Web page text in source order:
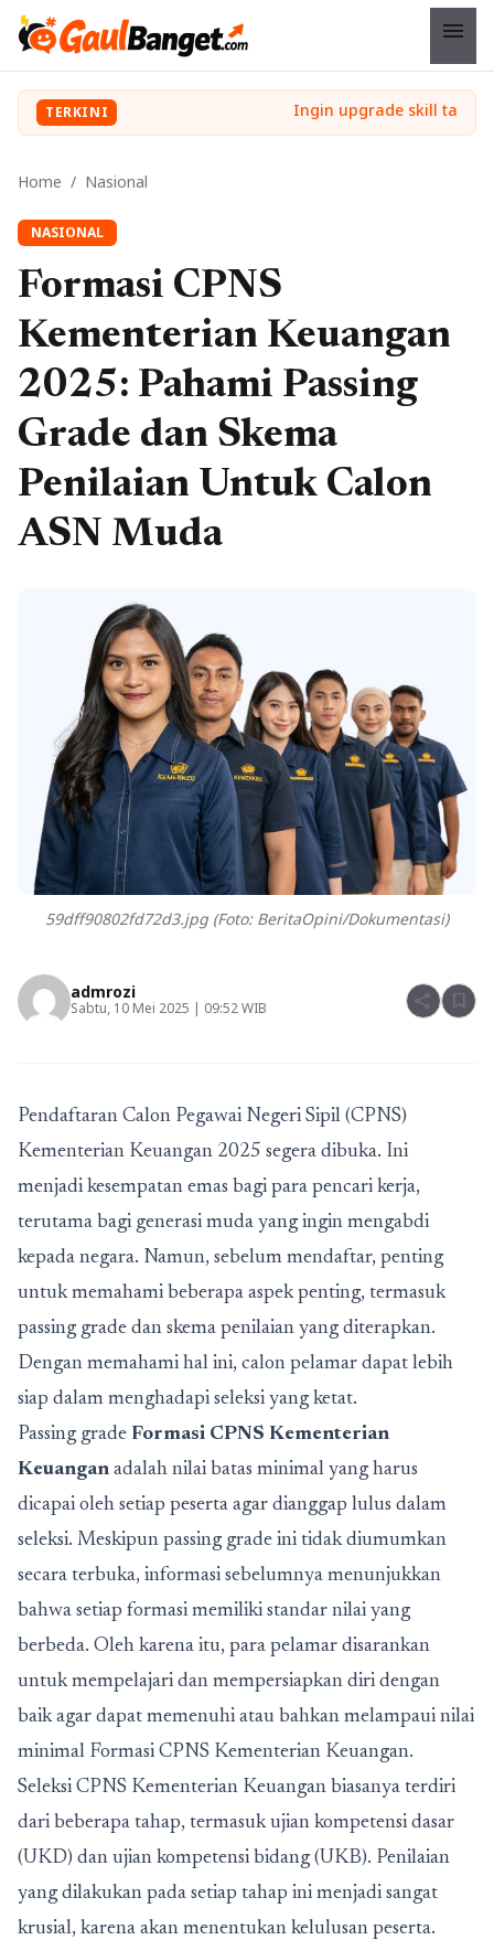
menu
TERKINI
Home / Nasional
NASIONAL
Formasi CPNS
Kementerian Keuangan
2025: Pahami Passing
Grade dan Skema
Penilaian Untuk Calon
ASN Muda
59dff90802fd72d3.jpg (Foto: BeritaOpini/Dokumentasi)
admrozi
Sabtu, 10 Mei 2025 | 09:52 WIB share bookmark
Pendaftaran Calon Pegawai Negeri Sipil (CPNS)
Kementerian Keuangan 2025 segera dibuka. Ini
menjadi kesempatan emas bagi para pencari kerja,
terutama bagi generasi muda yang ingin mengabdi
kepada negara. Namun, sebelum mendaftar, penting
untuk memahami beberapa aspek penting, termasuk
passing grade dan skema penilaian yang diterapkan.
Dengan memahami hal ini, calon pelamar dapat lebih
siap dalam menghadapi seleksi yang ketat.
Passing grade Formasi CPNS Kementerian
Keuangan adalah nilai batas minimal yang harus
dicapai oleh setiap peserta agar dianggap lulus dalam
seleksi. Meskipun passing grade ini tidak diumumkan
secara terbuka, informasi sebelumnya menunjukkan
bahwa setiap formasi memiliki standar nilai yang
berbeda. Oleh karena itu, para pelamar disarankan
untuk mempelajari dan mempersiapkan diri dengan
baik agar dapat memenuhi atau bahkan melampaui nilai
minimal Formasi CPNS Kementerian Keuangan.
Seleksi CPNS Kementerian Keuangan biasanya terdiri
dari beberapa tahap, termasuk ujian kompetensi dasar
(UKD) dan ujian kompetensi bidang (UKB). Penilaian
yang dilakukan pada setiap tahap ini menjadi sangat
krusial, karena akan menentukan kelulusan peserta.